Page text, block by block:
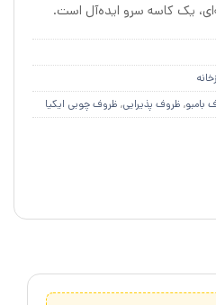
یک کاسه سرو ایده‌آل است.
بامبو, ظروف پذیرایی, ظروف چوبی ایکیا